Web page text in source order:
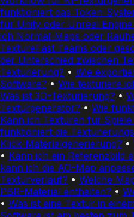
funktioniert das Token-
für Unity oder Unreal
ich Normal-Maps oder
TextureFast Teams oder
der Unterschied zwischen
Texturierung? • Wie
Software? • Wie texturiere
Was ist 3D-Texturierung? •
Texturgenerator? • Wie
Kann ich Texturen für
funktioniert die
Klick-Materialgenerierung? •
• Kann ich ein Referenzbild
kann ich die AO-Map
Texturverlauf? • Welche
PBR-Material enthalten? •
• Was ist eine Textur in